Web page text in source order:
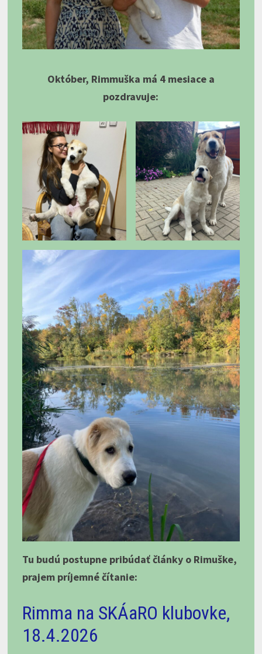
Október, Rimmuška má 4 mesiace a
pozdravuje:
Tu budú postupne pribúdať články o Rimuške,
prajem príjemné čítanie:
Rimma na SKÁaRO klubovke,
18.4.2026